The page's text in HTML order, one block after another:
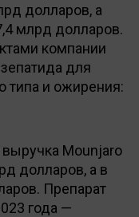
долларов, а
млрд долларов.
компании
для
типа и ожирения:
выручка Mounjaro
долларов, а в
Препарат
года —